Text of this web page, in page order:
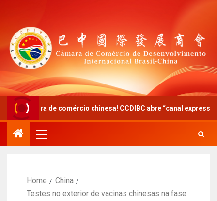
de comércio chinesa! CCDIBC abre “canal expresso” de
Home
China
Testes no exterior de vacinas chinesas na fase